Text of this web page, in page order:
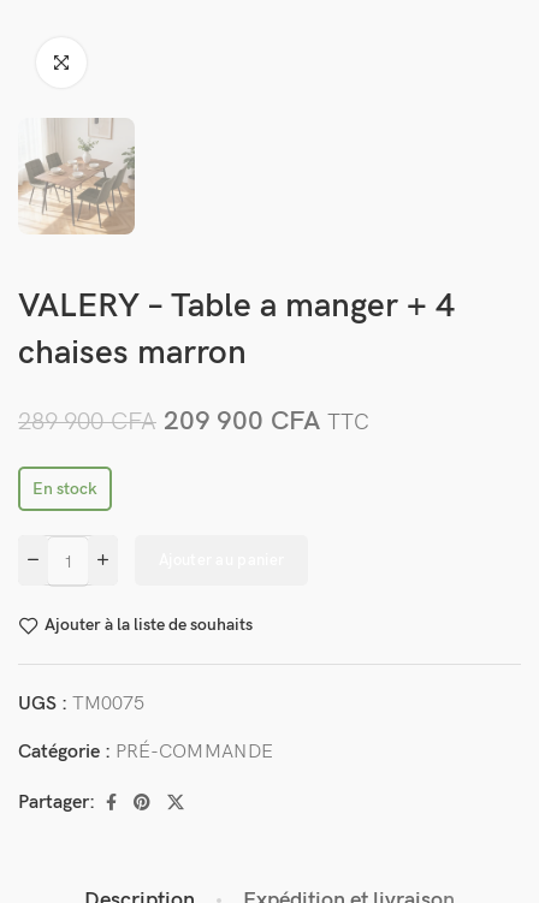
VALERY – Table a manger + 4
chaises marron
289 900CFA 209 900 CFA TTC
En stock
Ajouter à la liste de souhaits
UGS : TM0075
Catégorie : PRÉ-COMMANDE
Partager: